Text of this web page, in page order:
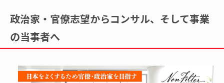
政治家・官僚志望からコンサル、そして事業
の当事者へ